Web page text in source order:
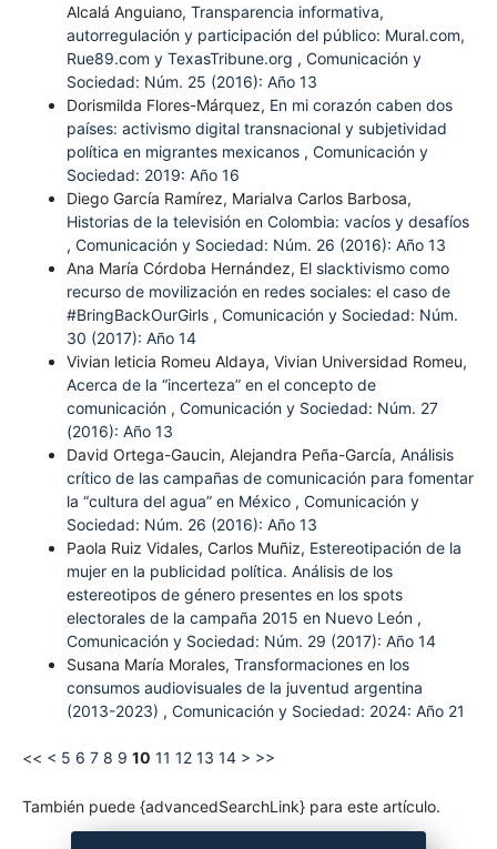
Alcalá Anguiano, Transparencia informativa,
autorregulación y participación del público: Mural.com,
Rue89.com y TexasTribune.org , Comunicación y
Sociedad: Núm. 25 (2016): Año 13
Dorismilda Flores-Márquez, En mi corazón caben dos
países: activismo digital transnacional y subjetividad
política en migrantes mexicanos , Comunicación y
Sociedad: 2019: Año 16
Diego García Ramírez, Marialva Carlos Barbosa,
Historias de la televisión en Colombia: vacíos y desafíos
, Comunicación y Sociedad: Núm. 26 (2016): Año 13
Ana María Córdoba Hernández, El slacktivismo como
recurso de movilización en redes sociales: el caso de
#BringBackOurGirls , Comunicación y Sociedad: Núm.
30 (2017): Año 14
Vivian leticia Romeu Aldaya, Vivian Universidad Romeu,
Acerca de la “incerteza” en el concepto de
comunicación , Comunicación y Sociedad: Núm. 27
(2016): Año 13
David Ortega-Gaucin, Alejandra Peña-García, Análisis
crítico de las campañas de comunicación para fomentar
la “cultura del agua” en México , Comunicación y
Sociedad: Núm. 26 (2016): Año 13
Paola Ruiz Vidales, Carlos Muñiz, Estereotipación de la
mujer en la publicidad política. Análisis de los
estereotipos de género presentes en los spots
electorales de la campaña 2015 en Nuevo León ,
Comunicación y Sociedad: Núm. 29 (2017): Año 14
Susana María Morales, Transformaciones en los
consumos audiovisuales de la juventud argentina
(2013-2023) , Comunicación y Sociedad: 2024: Año 21
<< < 5 6 7 8 9 10 11 12 13 14 > >>
También puede {advancedSearchLink} para este artículo.